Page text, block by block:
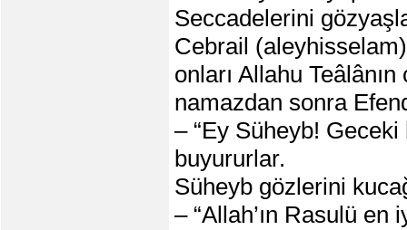
Seccadelerini
Cebrail
onları Allahu
namazdan sonra
– “Ey Süheyb! Geceki
buyururlar.
Süheyb gözlerini
– “Allah’ın Rasulü en